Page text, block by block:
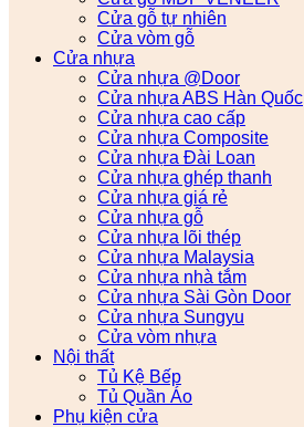
Cửa gỗ tự nhiên
Cửa vòm gỗ
Cửa nhựa
Cửa nhựa @Door
Cửa nhựa ABS Hàn Quốc
Cửa nhựa cao cấp
Cửa nhựa Composite
Cửa nhựa Đài Loan
Cửa nhựa ghép thanh
Cửa nhựa giá rẻ
Cửa nhựa gỗ
Cửa nhựa lõi thép
Cửa nhựa Malaysia
Cửa nhựa nhà tắm
Cửa nhựa Sài Gòn Door
Cửa nhựa Sungyu
Cửa vòm nhựa
Nội thất
Tủ Kệ Bếp
Tủ Quần Áo
Phụ kiện cửa